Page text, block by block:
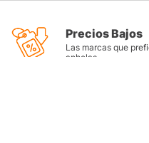
Precios Bajos
Las marcas que
anhelas